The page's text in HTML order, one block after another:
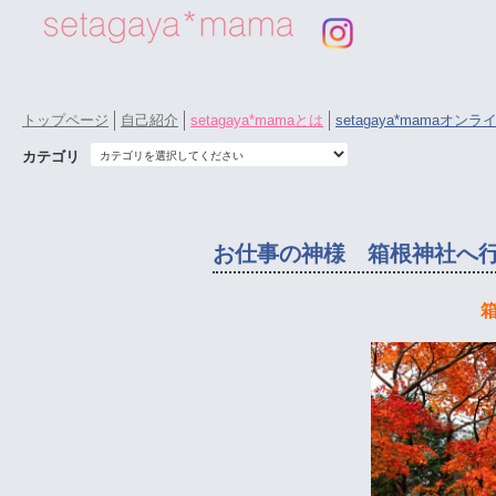
トップページ 自己紹介 setagaya*mamaとは setagaya*mamaオンラ
カテゴリ
お仕事の神様 箱根神社へ